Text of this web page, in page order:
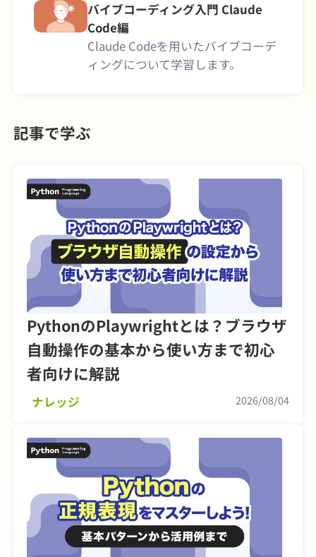
バイブコーディング入門 Claude
Code編
Claude Codeを用いたバイブコーデ
ィングについて学習します。
記事で学ぶ
PythonのPlaywrightとは？ブラウザ
自動操作の基本から使い方まで初心
者向けに解説
ナレッジ 2026/08/04